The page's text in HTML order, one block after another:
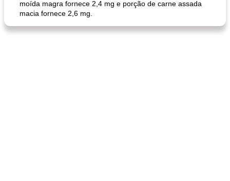
moída magra fornece 2,4 mg e porção de carne assada
macia fornece 2,6 mg.